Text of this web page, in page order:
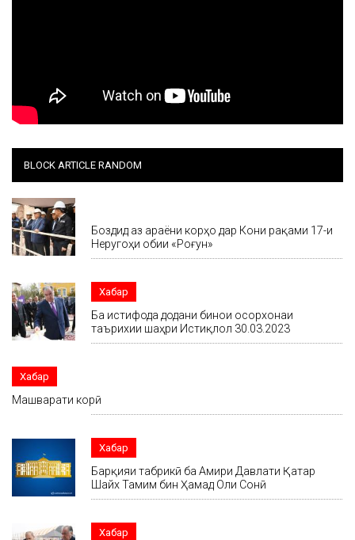
BLOCK ARTICLE RANDOM
Боздид аз ҷараёни корҳо дар Кони рақами 17-и
Неругоҳи обии «Роғун»
Хабар
Ба истифода додани бинои осорхонаи
таърихии шаҳри Истиқлол 30.03.2023
Хабар
Машварати корӣ
Хабар
Барқияи табрикӣ ба Амири Давлати Қатар
Шайх Тамим бин Ҳамад Оли Сонӣ
Хабар